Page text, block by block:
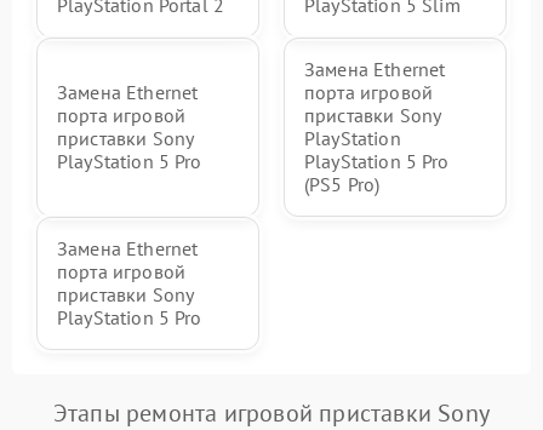
PlayStation Portal 2
PlayStation 5 Slim
Замена Ethernet
порта игровой
приставки Sony
PlayStation 5 Pro
Замена Ethernet
порта игровой
приставки Sony
PlayStation
PlayStation 5 Pro
(PS5 Pro)
Замена Ethernet
порта игровой
приставки Sony
PlayStation 5 Pro
Этапы ремонта игровой приставки Sony